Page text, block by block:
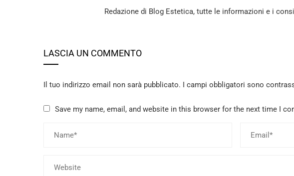
Redazione di Blog Estetica, tutte le informazioni e i
LASCIA UN COMMENTO
Il tuo indirizzo email non sarà pubblicato. I campi obbligatori sono
Save my name, email, and website in this browser for the next time I